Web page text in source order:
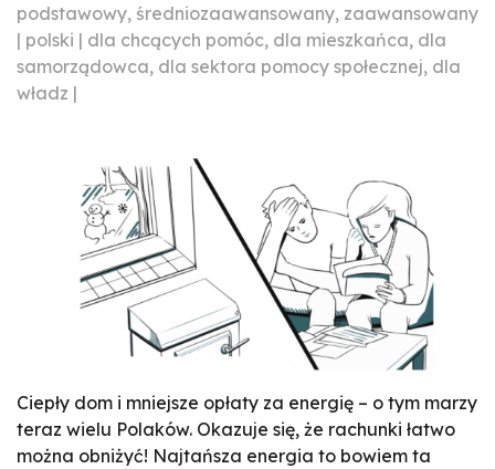
podstawowy, średniozaawansowany, zaawansowany
| polski | dla chcących pomóc, dla mieszkańca, dla
samorządowca, dla sektora pomocy społecznej, dla
władz |
Ciepły dom i mniejsze opłaty za energię – o tym marzy
teraz wielu Polaków. Okazuje się, że rachunki łatwo
można obniżyć! Najtańsza energia to bowiem ta